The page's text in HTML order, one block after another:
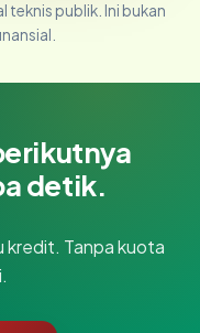
teknis publik. Ini bukan
detik.
kredit. Tanpa kuota